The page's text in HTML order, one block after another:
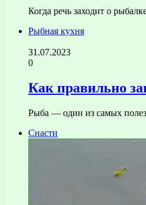
Когда речь заходит о
Рыбная кухня
31.07.2023
0
Как правильно
Рыба — один из самых
Снасти